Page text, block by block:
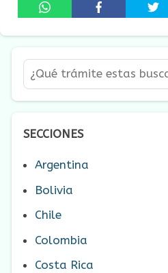
SECCIONES
Argentina
Bolivia
Chile
Colombia
Costa Rica